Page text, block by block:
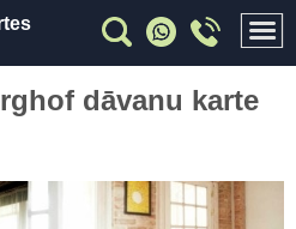
dāvanu karte